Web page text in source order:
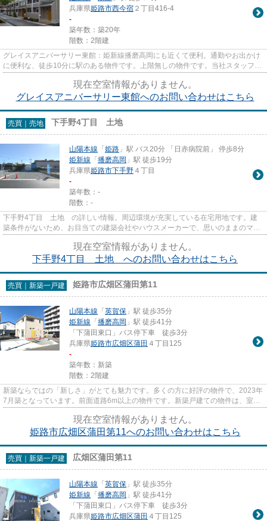
兵庫県姫路市西今宿 ２丁目416-4
-
築年数：築20年
階数：2階建
グレイスアニバーサリー東館：姫新線播磨高岡にも近くて便利。通勤やお出かけ
に便利な、徒歩10分に駅のある物件です。上階無しの物件です。当社スタッフが
地域の賃貸情報をご提供いた...
現在空室情報がありません。
グレイスアニバーサリー東館へのお問い合わせはこちら
売買｜売地 下手野4丁目 土地
山陽本線 「姫路 」駅 バス20分 「日赤病院前」 停歩8分
姫新線 「播磨高岡 」駅 徒歩19分
兵庫県姫路市下手野 ４丁目
-
築年数：-
階数：-
下手野4丁目 土地 の詳しい情報。周辺環境が充実している在宅用地です。建
築条件がないため、お目当ての建築会社やハウスメーカーで、思いのままのマイ
ホームを建てることが可能です...
現在空室情報がありません。
下手野4丁目 土地 へのお問い合わせはこちら
売買｜新築一戸建 姫路市広畑区蒲田第11
山陽本線 「英賀保 」駅 徒歩35分
姫新線 「播磨高岡 」駅 徒歩41分
「下蒲田東口」バス停下車 徒歩3分
兵庫県姫路市広畑区蒲田 ４丁目125
-
築年数：新築
階数：2階建
新築ならではの「新しさ」がとても魅力です。多くの方に好評の物件で、2023年
7月築となっています。前面道路6m以上の物件です。新築戸建ての物件は、室内
のレイアウトも自分好みに変更...
現在空室情報がありません。
姫路市広畑区蒲田第11へのお問い合わせはこちら
売買｜新築一戸建 広畑区蒲田第11
山陽本線 「英賀保 」駅 徒歩35分
姫新線 「播磨高岡 」駅 徒歩41分
「下蒲田東口」バス停下車 徒歩3分
兵庫県姫路市広畑区蒲田 ４丁目125